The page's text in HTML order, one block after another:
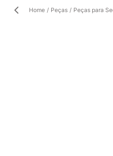
Home / Peças / Peças para